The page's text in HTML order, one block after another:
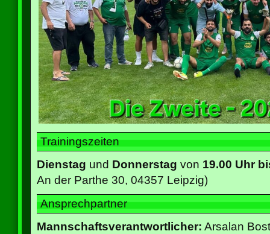
Trainingszeiten
Dienstag und Donnerstag von 19.00 Uhr
An der Parthe 30, 04357 Leipzig)
Ansprechpartner
Mannschaftsverantwortlicher: Arsalan